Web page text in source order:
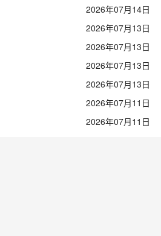
2026年07月14日
2026年07月13日
2026年07月13日
2026年07月13日
2026年07月13日
2026年07月11日
2026年07月11日